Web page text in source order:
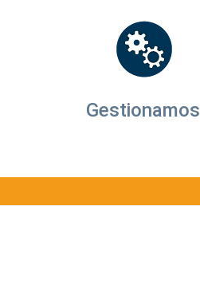
Gestionamos